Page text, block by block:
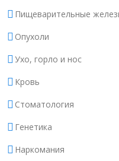
Пищеварительные
Опухоли
Ухо, горло и нос
Кровь
Стоматология
Генетика
Наркомания